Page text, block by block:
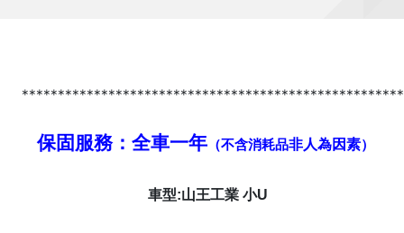
保固服務：全車一年 （不含消耗品非人為因素 ）
車型:山王工業 小U